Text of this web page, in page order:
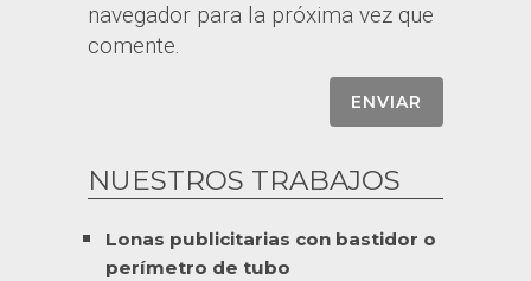
navegador para la próxima vez que
comente.
NUESTROS TRABAJOS
Lonas publicitarias con bastidor o
perímetro de tubo